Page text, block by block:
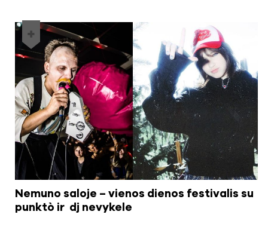
Nemuno saloje – vienos dienos festivalis su
punktò ir dj nevykele